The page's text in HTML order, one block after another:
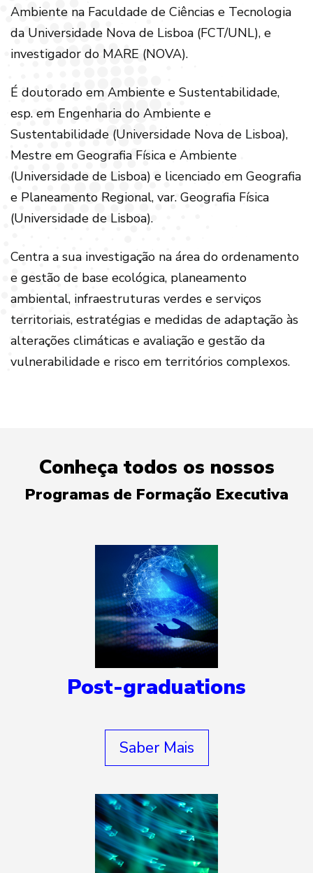
Ambiente na Faculdade de Ciências e Tecnologia
da Universidade Nova de Lisboa (FCT/UNL), e
investigador do MARE (NOVA).
É doutorado em Ambiente e Sustentabilidade,
esp. em Engenharia do Ambiente e
Sustentabilidade (Universidade Nova de Lisboa),
Mestre em Geografia Física e Ambiente
(Universidade de Lisboa) e licenciado em Geografia
e Planeamento Regional, var. Geografia Física
(Universidade de Lisboa).
Centra a sua investigação na área do ordenamento
e gestão de base ecológica, planeamento
ambiental, infraestruturas verdes e serviços
territoriais, estratégias e medidas de adaptação às
alterações climáticas e avaliação e gestão da
vulnerabilidade e risco em territórios complexos.
Conheça todos os nossos
Programas de Formação Executiva
Post-graduations
Saber Mais